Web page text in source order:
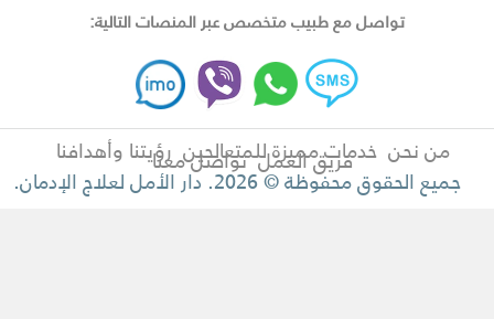
تواصل مع طبيب متخصص عبر المنصات التالية:
من نحن خدمات مميزة للمتعالجين رؤيتنا وأهدافنا فريق العمل تواصل معنا
جميع الحقوق محفوظة © 2026. دار الأمل لعلاج الإدمان.